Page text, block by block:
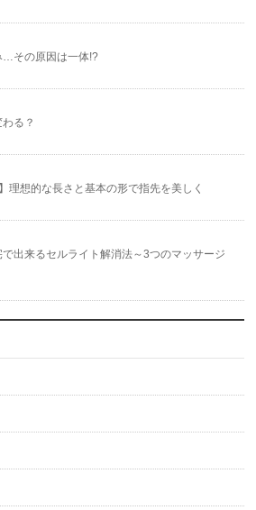
…その原因は一体!?
る？
理想的な長さと基本の形で指先を美しく
出来るセルライト解消法～3つのマッサージ